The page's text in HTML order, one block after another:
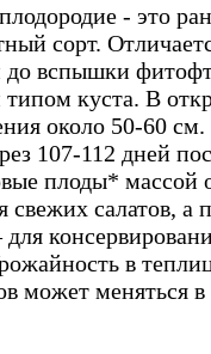
- это
сорт.
до вспышки
куста. В
около 50-60
107-112 дней
плоды* массой
свежих салатов, а
для
в
может меняться в